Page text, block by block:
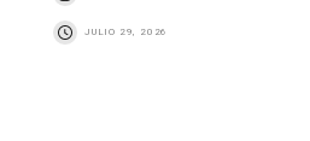
JULIO 29, 2026